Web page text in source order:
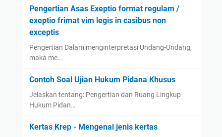
Pengertian Asas Exeptio format regulam /
exeptio frimat vim legis in casibus non
exceptis
Pengertian Dalam menginterpretasi Undang-Undang,
maka me…
Contoh Soal Ujian Hukum Pidana Khusus
Jelaskan tentang: Pengertian dan Ruang Lingkup
Hukum Pidan…
Kertas Krep - Mengenal jenis kertas